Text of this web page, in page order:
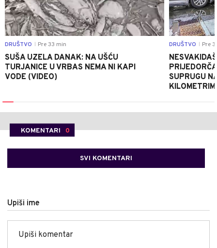
DRUŠTVO Pre 33 min
SUŠA UZELA DANAK: NA UŠĆU
TURJANICE U VRBAS NEMA NI KAPI
VODE (VIDEO)
DRUŠTVO Pre
SUPRUGU
KOMENTARI 0
SVI KOMENTARI
Upiši ime